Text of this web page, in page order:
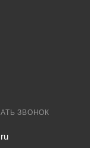
ЗВОНОК